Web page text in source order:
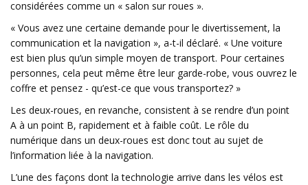
considérées comme un « salon sur roues ».
« Vous avez une certaine demande pour le divertissement, la
communication et la navigation », a-t-il déclaré. « Une voiture
est bien plus qu’un simple moyen de transport. Pour certaines
personnes, cela peut même être leur garde-robe, vous ouvrez le
coffre et pensez - qu’est-ce que vous transportez? »
Les deux-roues, en revanche, consistent à se rendre d’un point
A à un point B, rapidement et à faible coût. Le rôle du
numérique dans un deux-roues est donc tout au sujet de
l’information liée à la navigation.
L’une des façons dont la technologie arrive dans les vélos est